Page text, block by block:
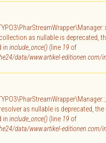
as nullable is deprecated,
in include_once() (line 19 of
data/www.artikel-editionen.com/
as nullable is deprecated,
in include_once() (line 19 of
data/www.artikel-editionen.com/